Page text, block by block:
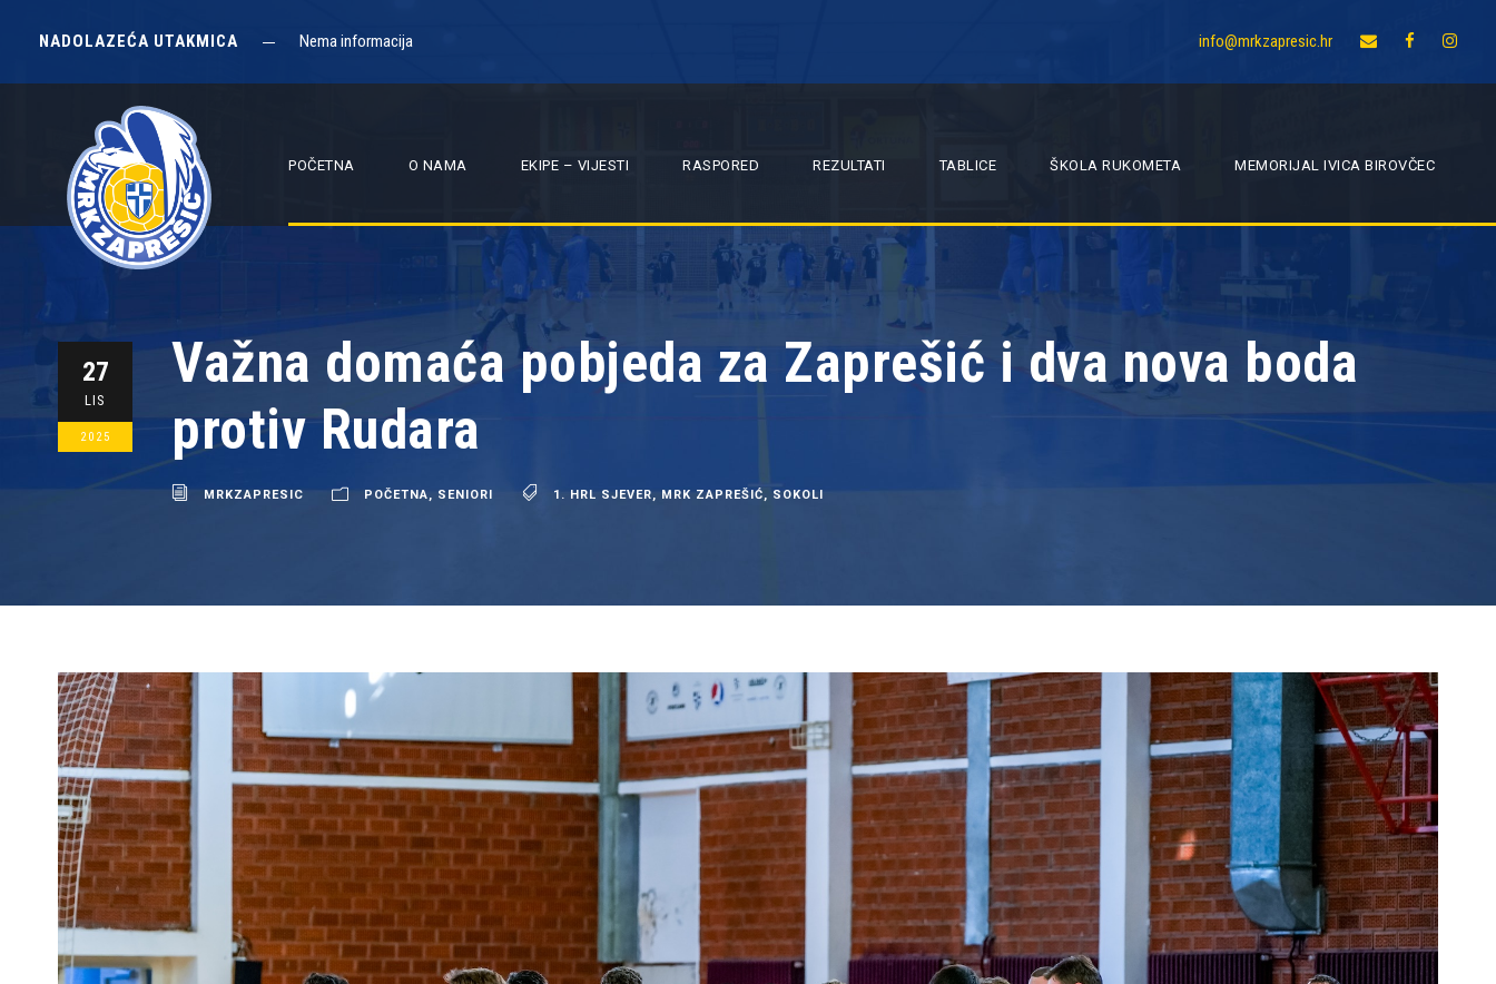
NADOLAZEĆA UTAKMICA Nema informacija info@mrkzapresic.hr
POČETNA O NAMA EKIPE – VIJESTI RASPORED REZULTATI TABLICE ŠKOLA RUKOMETA MEMORIJAL IVICA BIROVČEC
27
LIS
2025
Važna domaća pobjeda za Zaprešić i dva nova boda
protiv Rudara
MRKZAPRESIC POČETNA, SENIORI 1. HRL SJEVER, MRK ZAPREŠIĆ, SOKOLI